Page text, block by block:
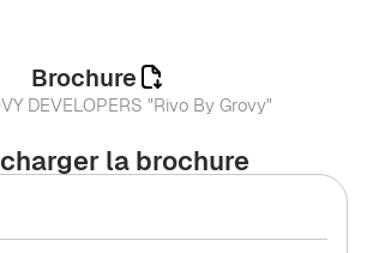
la brochure
Brochure
DEVELOPERS "Rivo By Grovy"